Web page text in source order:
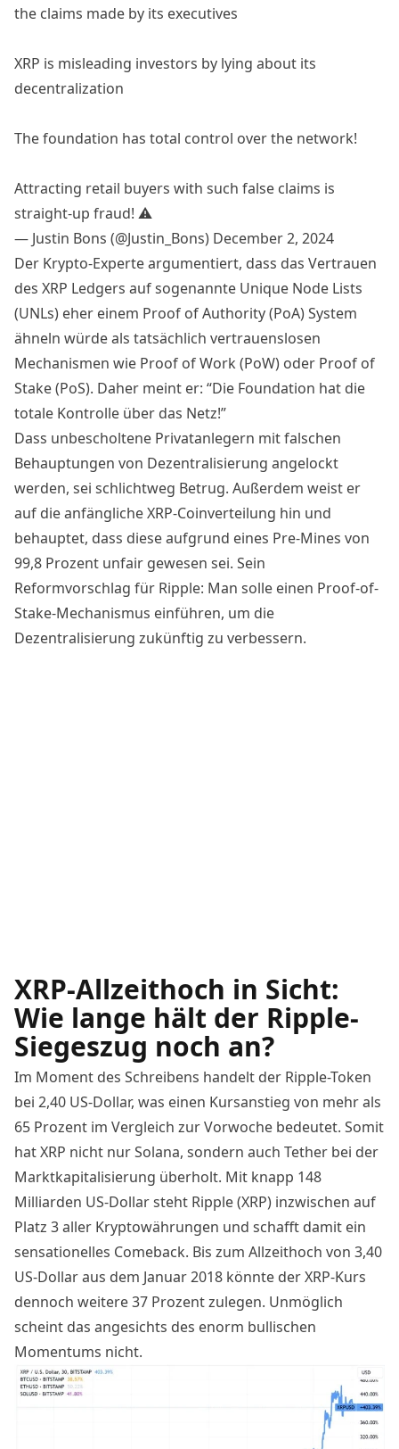
the claims made by its executives
XRP is misleading investors by lying about its
decentralization
The foundation has total control over the network!
Attracting retail buyers with such false claims is
straight-up fraud! ⚠️
— Justin Bons (@Justin_Bons) December 2, 2024
Der Krypto-Experte argumentiert, dass das Vertrauen
des XRP Ledgers auf sogenannte Unique Node Lists
(UNLs) eher einem Proof of Authority (PoA) System
ähneln würde als tatsächlich vertrauenslosen
Mechanismen wie Proof of Work (PoW) oder Proof of
Stake(PoS). Daher meint er: “Die Foundation hat die
totale Kontrolle über das Netz!”
Dass unbescholtene Privatanlegern mit falschen
Behauptungen von Dezentralisierung angelockt
werden, sei schlichtweg Betrug. Außerdem weist er
auf die anfängliche XRP-Coinverteilung hin und
behauptet, dass diese aufgrund eines Pre-Mines von
99,8 Prozent unfair gewesen sei. Sein
Reformvorschlag für Ripple: Man solle einen Proof-of-
Stake-Mechanismus einführen, um die
Dezentralisierung zukünftig zu verbessern.
XRP-Allzeithoch in Sicht:
Wie lange hält der Ripple-
Siegeszug noch an?
Im Moment des Schreibens handelt der Ripple-Token
bei 2,40 US-Dollar, was einen Kursanstieg von mehr als
65 Prozent im Vergleich zur Vorwoche bedeutet. Somit
hat XRP nicht nur Solana, sondern auch Tether bei der
Marktkapitalisierung überholt. Mit knapp 148
Milliarden US-Dollar steht Ripple (XRP) inzwischen auf
Platz 3 aller Kryptowährungen und schafft damit ein
sensationelles Comeback. Bis zum Allzeithoch von 3,40
US-Dollar aus dem Januar 2018 könnte derXRP-Kurs
dennoch weitere 37 Prozent zulegen. Unmöglich
scheint das angesichts des enorm bullischen
Momentums nicht.